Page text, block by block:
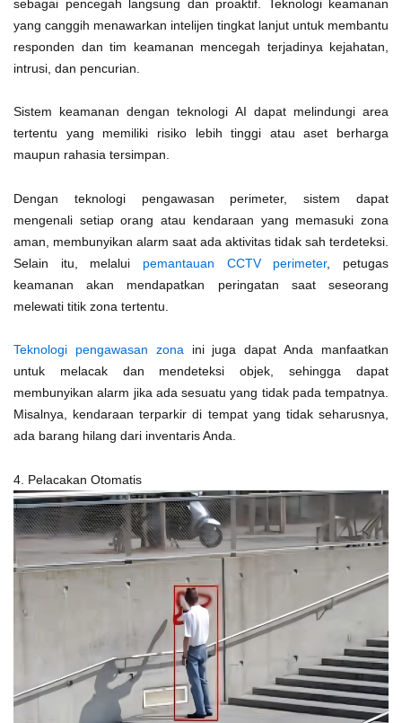
sebagai pencegah langsung dan proaktif. Teknologi keamanan
yang canggih menawarkan intelijen tingkat lanjut untuk membantu
responden dan tim keamanan mencegah terjadinya kejahatan,
intrusi, dan pencurian.
Sistem keamanan dengan teknologi AI dapat melindungi area
tertentu yang memiliki risiko lebih tinggi atau aset berharga
maupun rahasia tersimpan.
Dengan teknologi pengawasan perimeter, sistem dapat
mengenali setiap orang atau kendaraan yang memasuki zona
aman, membunyikan alarm saat ada aktivitas tidak sah terdeteksi.
Selain itu, melalui pemantauan CCTV perimeter, petugas
keamanan akan mendapatkan peringatan saat seseorang
melewati titik zona tertentu.
Teknologi pengawasan zona ini juga dapat Anda manfaatkan
untuk melacak dan mendeteksi objek, sehingga dapat
membunyikan alarm jika ada sesuatu yang tidak pada tempatnya.
Misalnya, kendaraan terparkir di tempat yang tidak seharusnya,
ada barang hilang dari inventaris Anda.
4. Pelacakan Otomatis